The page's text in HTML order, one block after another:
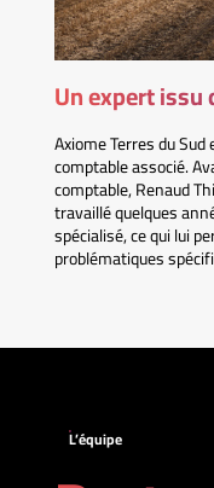
Un expert
Axiome Terres du
comptable associé.
comptable, Renaud
travaillé quelques
spécialisé, ce qui lui
problématiques
L’équipe